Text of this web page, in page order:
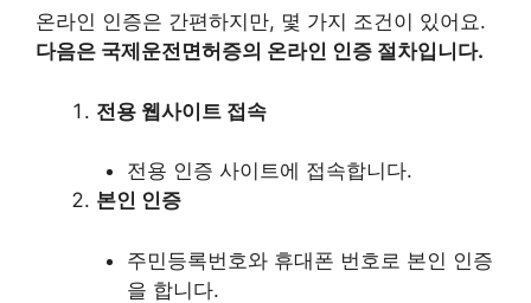
온라인 인증은 간편하지만, 몇 가지 조건이 있어요.
다음은 국제운전면허증의 온라인 인증 절차입니다.
전용 웹사이트 접속
전용 인증 사이트에 접속합니다.
본인 인증
주민등록번호와 휴대폰 번호로 본인 인증
을 합니다.